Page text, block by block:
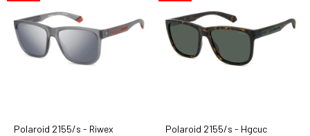
Polaroid 2155/s - Riwex Polaroid 2155/s - Hgcuc